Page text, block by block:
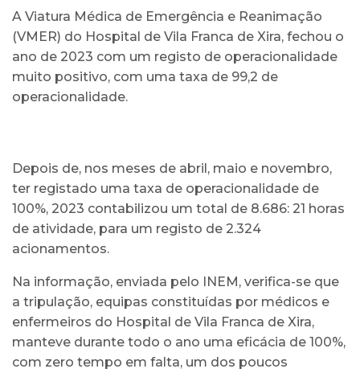
A Viatura Médica de Emergência e Reanimação
(VMER) do Hospital de Vila Franca de Xira, fechou o
ano de 2023 com um registo de operacionalidade
muito positivo, com uma taxa de 99,2 de
operacionalidade.
Depois de, nos meses de abril, maio e novembro,
ter registado uma taxa de operacionalidade de
100%, 2023 contabilizou um total de 8.686: 21 horas
de atividade, para um registo de 2.324
acionamentos.
Na informação, enviada pelo INEM, verifica-se que
a tripulação, equipas constituídas por médicos e
enfermeiros do Hospital de Vila Franca de Xira,
manteve durante todo o ano uma eficácia de 100%,
com zero tempo em falta, um dos poucos